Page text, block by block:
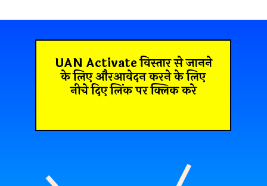
UAN Activateविस्तार से जानने
के लिए औरआवेदन करने के लिए
नीचे दिए लिंक पर क्लिक करे